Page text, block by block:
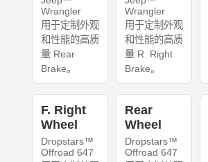
Wrangler
用于定制外观
和性能的高质
量 Rear
Brake。
Wrangler
用于定制外观
和性能的高质
量 R. Right
Brake。
F. Right
Wheel
Dropstars™
Offroad 647
Rear
Wheel
Dropstars™
Offroad 647